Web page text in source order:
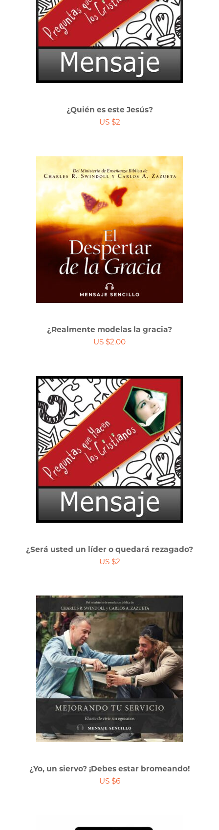
¿Quién es este Jesús?
US $2
¿Realmente modelas la gracia?
US $2.00
¿Será usted un líder o quedará rezagado?
US $2
¿Yo, un siervo? ¡Debes estar bromeando!
US $6